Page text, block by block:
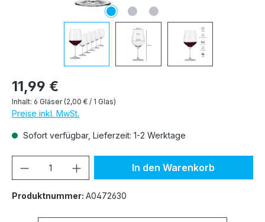
11,99 €
Inhalt: 6 Gläser (2,00 € / 1 Glas)
Preise inkl. MwSt.
Sofort verfügbar, Lieferzeit: 1-2 Werktage
Produkt Anzahl: Gib denIn den Warenkorb
Produktnummer: A0472630